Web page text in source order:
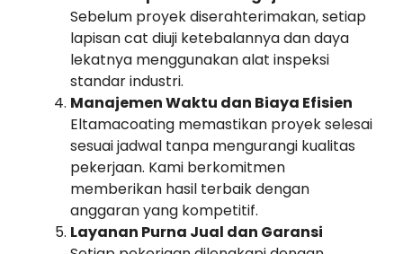
Sebelum proyek diserahterimakan, setiap
lapisan cat diuji ketebalannya dan daya
lekatnya menggunakan alat inspeksi
standar industri.
Manajemen Waktu dan Biaya Efisien
Eltamacoating memastikan proyek selesai
sesuai jadwal tanpa mengurangi kualitas
pekerjaan. Kami berkomitmen
memberikan hasil terbaik dengan
anggaran yang kompetitif.
Layanan Purna Jual dan Garansi